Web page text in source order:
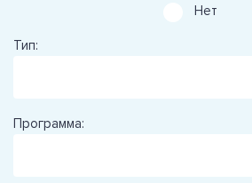
Нет
Тип:
Программа: